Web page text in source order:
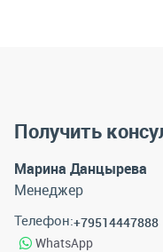
Получить
Марина Данцырева
Менеджер
Телефон:+79514447888
WhatsApp